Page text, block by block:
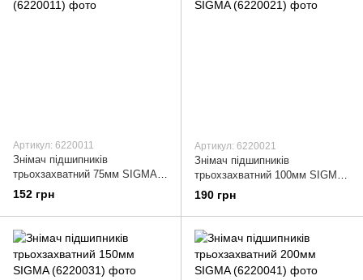
Артикул: 6220011
Знімач підшипників
трьохзахватний 75мм SIGMA
(6220011)
152 грн
Артикул: 6220021
Знімач підшипників
трьохзахватний 100мм SIGMA
(6220021)
190 грн